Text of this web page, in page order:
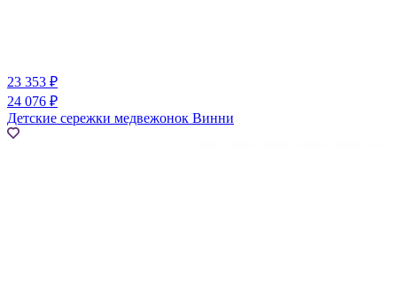
23 353 ₽
24 076 ₽
Детские сережки медвежонок Винни